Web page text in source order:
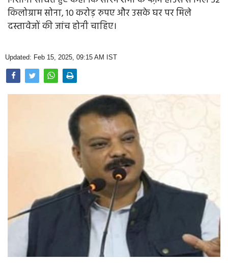
Opinion
Photo Gallery
Home
किलोग्राम सोना, 10 करोड़ रुपए और उसके घर पर मिले
दस्तावेजों की जांच होनी चाहिए।
Updated: Feb 15, 2025, 09:15 AM IST